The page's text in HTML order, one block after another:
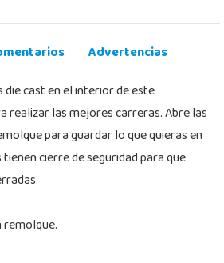
Advertencias
cast en el interior de este
realizar las mejores carreras. Abre las
para guardar lo que quieras en
cierre de seguridad para que